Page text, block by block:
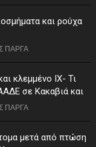
και ρούχα
ΠΑΡΓΑ
κλεμμένο ΙΧ- Τι
σε Κακαβιά και
ΠΑΡΓΑ
μετά από πτώση